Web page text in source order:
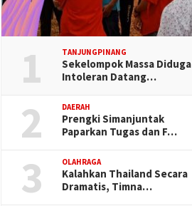
1 TANJUNGPINANG
Sekelompok Massa Diduga
Intoleran Datang…
2 DAERAH
Prengki Simanjuntak
Paparkan Tugas dan F…
3 OLAHRAGA
Kalahkan Thailand Secara
Dramatis, Timna…